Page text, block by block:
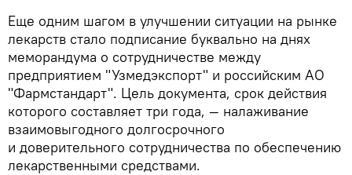
Еще одним шагом в улучшении ситуации на рынке
лекарств стало подписание буквально на днях
меморандума о сотрудничестве между
предприятием "Узмедэкспорт" и российским АО
"Фармстандарт". Цель документа, срок действия
которого составляет три года, — налаживание
взаимовыгодного долгосрочного
и доверительного сотрудничества по обеспечению
лекарственными средствами.